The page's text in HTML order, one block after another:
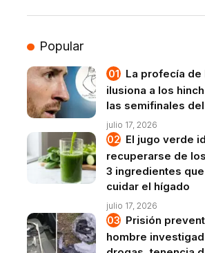
Popular
La profecía de
ilusiona a los
las semifinales
julio 17, 2026
El jugo verde
recuperarse de
3 ingredientes
cuidar el hígado
julio 17, 2026
Prisión
hombre